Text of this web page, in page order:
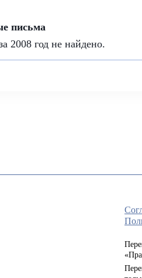
письма
2008 год не найдено.